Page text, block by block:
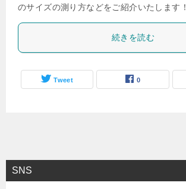
のサイズの測り方などをご紹介いたします！
続きを読む
Tweet 0
SNS